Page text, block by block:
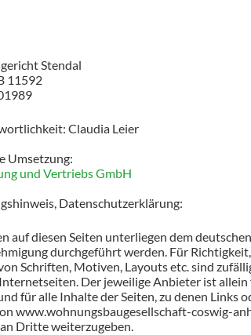
Stendal
11592
Claudia Leier
Umsetzung:
und Vertriebs GmbH
Datenschutzerklärung:
auf diesen Seiten unterliegen dem
durchgeführt werden. Für
Schriften, Motiven, Layouts etc. sind
Der jeweilige Anbieter ist
für alle Inhalte der Seiten, zu denen
www.wohnungsbaugesellschaft-coswig-
Dritte weiterzugeben.